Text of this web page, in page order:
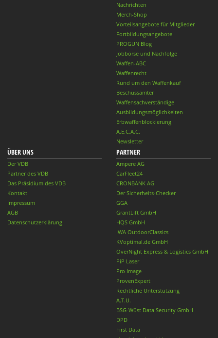
Nachrichten
Merch-Shop
Vorteilsangebote für Mitglieder
Fortbildungsangebote
PROGUN Blog
Jobbörse und Nachfolge
Waffen-ABC
Waffenrecht
Rund um den Waffenkauf
Beschussämter
Waffensachverständige
Ausbildungsmöglichkeiten
Erbwaffenblockierung
A.E.C.A.C.
Newsletter
ÜBER UNS
Der VDB
Partner des VDB
Das Präsidium des VDB
Kontakt
Impressum
AGB
Datenschutzerklärung
PARTNER
Ampere AG
CarFleet24
CRONBANK AG
Der Sicherheits-Checker
GGA
GrantLift GmbH
HQS GmbH
IWA OutdoorClassics
KVoptimal.de GmbH
OverNight Express & Logistics GmbH
PiP Laser
Pro Image
ProvenExpert
Rechtliche Unterstützung
A.T.U.
BSG-Wüst Data Security GmbH
DPD
First Data